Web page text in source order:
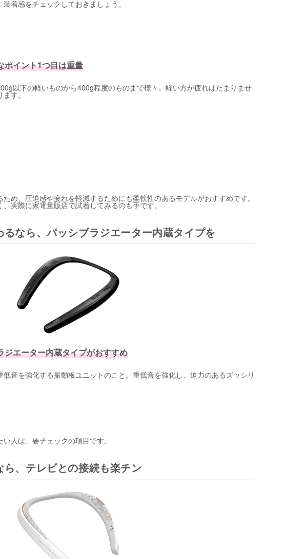
着感をチェックしておきましょう。
ポイント1つ目は重量
以下の軽いものから400g程度のものまで様々。軽い方が疲れはたまりませ
ます。
め、圧迫感や疲れを軽減するためにも柔軟性のあるモデルがおすすめです。
実際に家電量販店で試着してみるのも手です。
るなら、パッシブラジエーター内蔵タイプを
エーター内蔵タイプがおすすめ
音を強化する振動板ユニットのこと。重低音を強化し、迫力のあるズッシリ
人は、要チェックの項目です。
ら、テレビとの接続も楽チン